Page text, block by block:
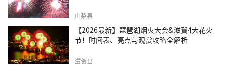
山梨县
【2026最新】琵琶湖烟火大会&滋賀4大花火
节！时间表、亮点与观赏攻略全解析
滋贺县